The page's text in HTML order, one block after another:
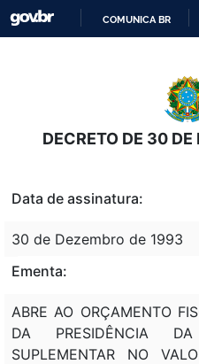
COMUNICA BR
DECRETO DE 30
Data de assinatura:
30 de Dezembro de 1993
Ementa:
ABRE AO ORÇAMENTO
DA PRESIDÊNCIA DA
SUPLEMENTAR NO